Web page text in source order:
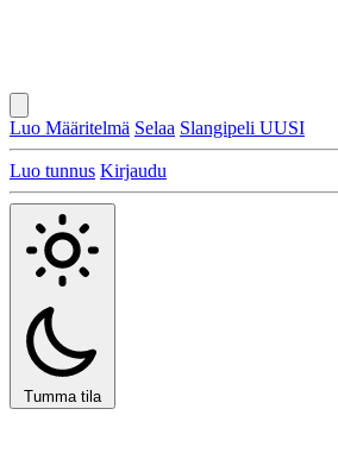
Luo Määritelmä Selaa Slangipeli UUSI
Luo tunnus Kirjaudu
Tumma tila